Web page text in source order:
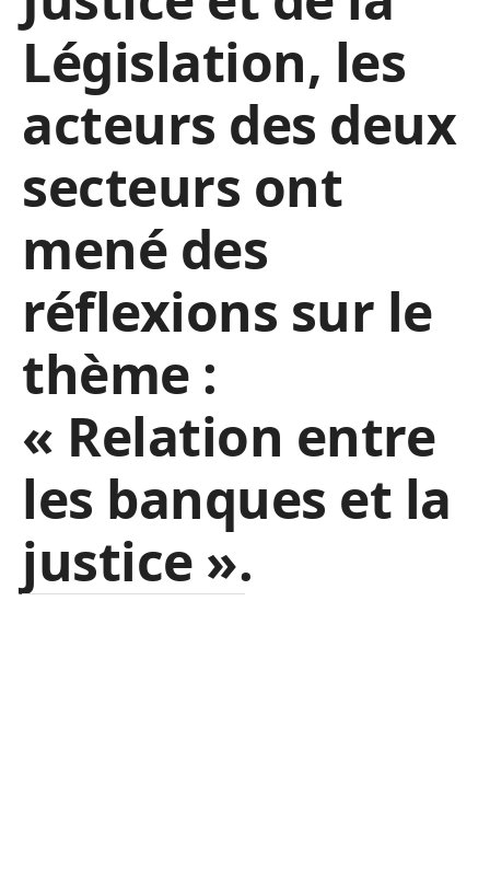
Législation, les
acteurs des deux
secteurs ont
mené des
réflexions sur le
thème :
« Relation entre
les banques et la
justice ».